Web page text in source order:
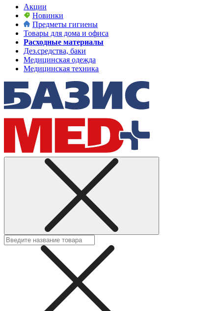
Акции
Новинки
Предметы гигиены
Товары для дома и офиса
Расходные материалы
Дез.средства, баки
Медицинская одежда
Медицинская техника